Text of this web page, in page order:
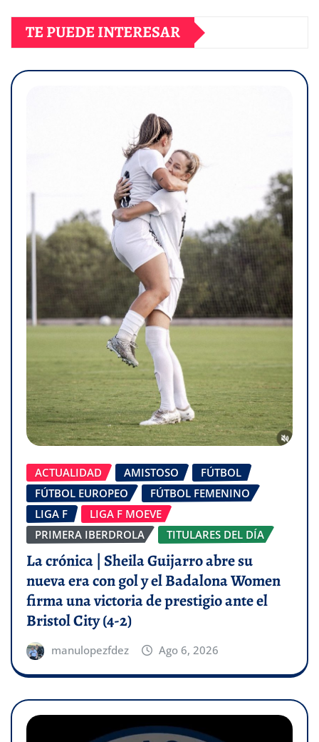
TE PUEDE INTERESAR
ACTUALIDAD AMISTOSO
FÚTBOL
FÚTBOL EUROPEO
FÚTBOL FEMENINO
LIGA F
LIGA F MOEVE
PRIMERA IBERDROLA
TITULARES DEL DÍA
La crónica | Sheila Guijarro abre su
nueva era con gol y el Badalona Women
firma una victoria de prestigio ante el
Bristol City (4-2)
manulopezfdez Ago 6, 2026